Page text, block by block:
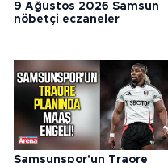
9 Ağustos 2026 Samsun
nöbetçi eczaneler
Samsunspor'un Traore